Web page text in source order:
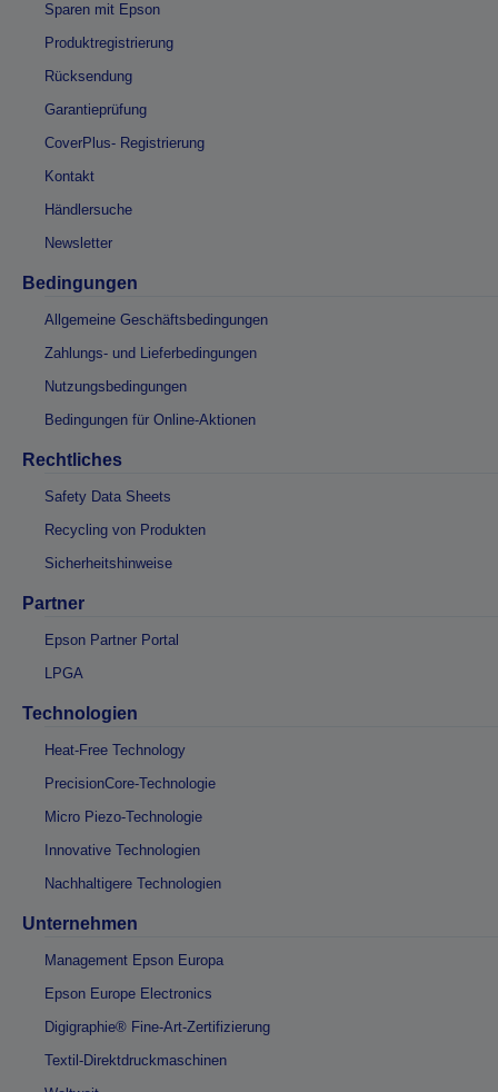
Sparen mit Epson
Produktregistrierung
Rücksendung
Garantieprüfung
CoverPlus- Registrierung
Kontakt
Händlersuche
Newsletter
Bedingungen
Allgemeine Geschäftsbedingungen
Zahlungs- und Lieferbedingungen
Nutzungsbedingungen
Bedingungen für Online-Aktionen
Rechtliches
Safety Data Sheets
Recycling von Produkten
Sicherheitshinweise
Partner
Epson Partner Portal
LPGA
Technologien
Heat-Free Technology
PrecisionCore-Technologie
Micro Piezo-Technologie
Innovative Technologien
Nachhaltigere Technologien
Unternehmen
Management Epson Europa
Epson Europe Electronics
Digigraphie® Fine-Art-Zertifizierung
Textil-Direktdruckmaschinen